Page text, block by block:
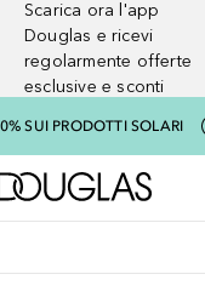
Scarica ora l'app
Douglas e ricevi
regolarmente offerte
esclusive e sconti
SUI PRODOTTI SOLARI
A